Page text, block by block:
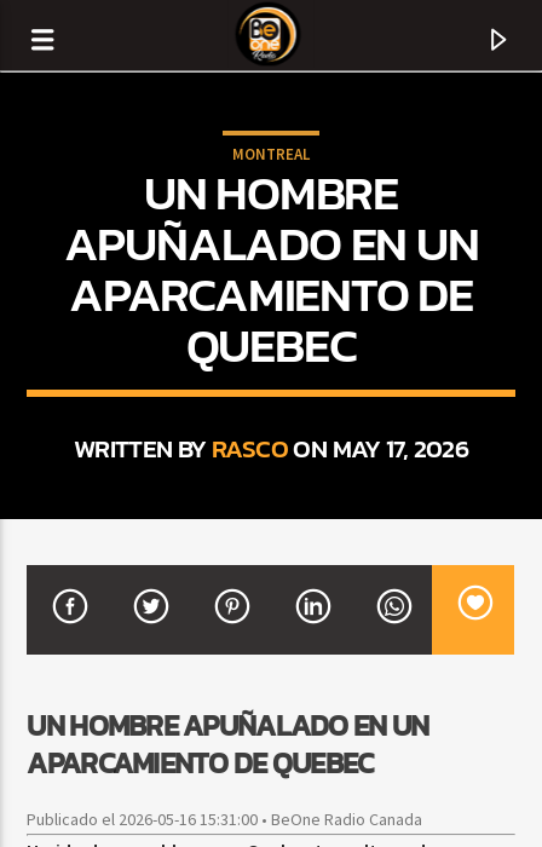
CURRENT TRACK
ARTIST
7:00 PM 9:00 PM
Beone Radio
MONTREAL
UN HOMBRE
APUÑALADO EN UN
APARCAMIENTO DE
QUEBEC
WRITTEN BYRASCOON MAY 17, 2026
UN HOMBRE APUÑALADO EN UN
APARCAMIENTO DE QUEBEC
Publicado el 2026-05-16 15:31:00 • BeOne Radio Canada